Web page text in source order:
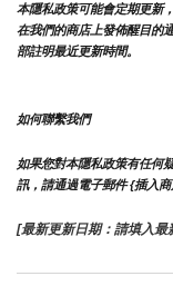
本隱私政策可能會定期更新
在我們的商店上發佈醒目的
部註明最近更新時間。
如何聯繫我們
如果您對本隱私政策有任何
訊，請通過電子郵件 {插入
[最新更新日期：請填入最